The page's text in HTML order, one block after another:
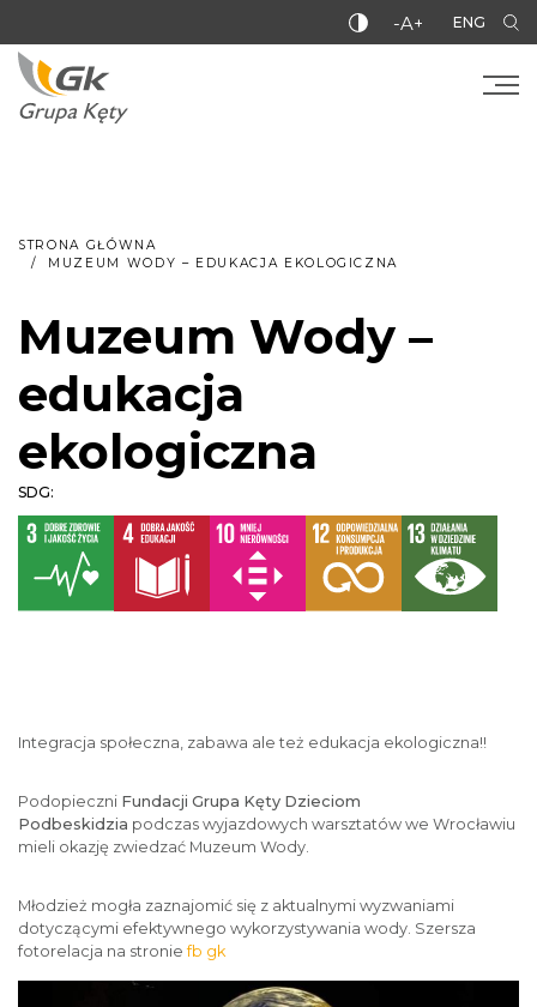
-A+ ENG
STRONA GŁÓWNA
MUZEUM WODY – EDUKACJA EKOLOGICZNA
Muzeum Wody –
edukacja
ekologiczna
SDG:
Integracja społeczna, zabawa ale też edukacja ekologiczna!!
Podopieczni Fundacji Grupa Kęty Dzieciom
Podbeskidzia podczas wyjazdowych warsztatów we Wrocławiu
mieli okazję zwiedzać Muzeum Wody.
Młodzież mogła zaznajomić się z aktualnymi wyzwaniami
dotyczącymi efektywnego wykorzystywania wody. Szersza
fotorelacja na stronie fb gk